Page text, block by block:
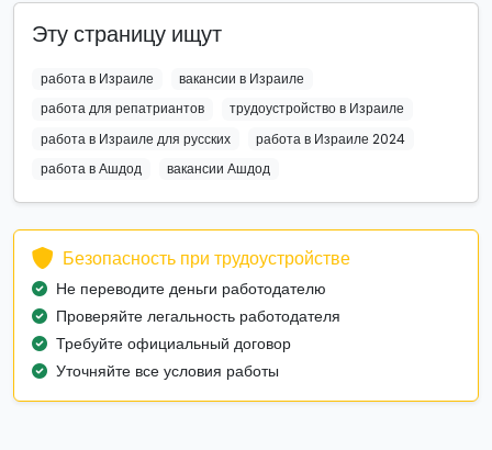
Эту страницу ищут
работа в Израиле
вакансии в Израиле
работа для репатриантов
трудоустройство в Израиле
работа в Израиле для русских
работа в Израиле 2024
работа в Ашдод
вакансии Ашдод
Безопасность при трудоустройстве
Не переводите деньги работодателю
Проверяйте легальность работодателя
Требуйте официальный договор
Уточняйте все условия работы